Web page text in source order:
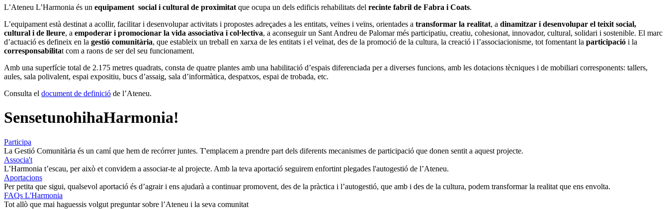
L’Ateneu L’Harmonia és un equipament social i cultural de proximitat que ocupa un dels edificis rehabilitats del recinte fabril de Fabra i Coats.
L’equipament està destinat a acollir, facilitar i desenvolupar activitats i propostes adreçades a les entitats, veïnes i veïns, orientades a transformar la realitat, a dinamitzar i desenvolupar el teixit social,
cultural i de lleure, a empoderar i promocionar la vida associativa i col·lectiva, a aconseguir un Sant Andreu de Palomar més participatiu, creatiu, cohesionat, innovador, cultural, solidari i sostenible. El marc
d’actuació es defineix en la gestió comunitària, que estableix un treball en xarxa de les entitats i el veïnat, des de la promoció de la cultura, la creació i l’associacionisme, tot fomentant la participació i la
corresponsabilitat com a raons de ser del seu funcionament.
Amb una superfície total de 2.175 metres quadrats, consta de quatre plantes amb una habilitació d’espais diferenciada per a diverses funcions, amb les dotacions tècniques i de mobiliari corresponents: tallers,
aules, sala polivalent, espai expositiu, bucs d’assaig, sala d’informàtica, despatxos, espai de trobada, etc.
Consulta el document de definició de l’Ateneu.
SensetunohihaHarmonia!
Participa
La Gestió Comunitària és un camí que hem de recórrer juntes. T'emplacem a prendre part dels diferents mecanismes de participació que donen sentit a aquest projecte.
Associa't
L’Harmonia t’escau, per això et convidem a associar-te al projecte. Amb la teva aportació seguirem enfortint plegades l'autogestió de l’Ateneu.
Aportacions
Per petita que sigui, qualsevol aportació és d’agrair i ens ajudarà a continuar promovent, des de la pràctica i l’autogestió, que amb i des de la cultura, podem transformar la realitat que ens envolta.
FAQs L'Harmonia
Tot allò que mai haguessis volgut preguntar sobre l’Ateneu i la seva comunitat